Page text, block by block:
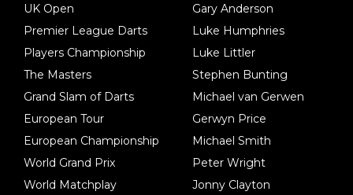
UK Open
Premier League Darts
Players Championship
The Masters
Grand Slam of Darts
European Tour
European Championship
World Grand Prix
World Matchplay
Gary Anderson
Luke Humphries
Luke Littler
Stephen Bunting
Michael van Gerwen
Gerwyn Price
Michael Smith
Peter Wright
Jonny Clayton